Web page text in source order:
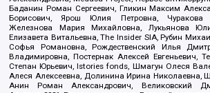
Баданин Роман Сергеевич, Гликин Максим
Борисович, Ярош Юлия Петровна, Чуракова
Железнова Мария Михайловна, Лукьянова
Елизавета Витальевна, The Insider SIA, Рубин
Софья Романовна, Рождественский Илья
Владимировна, Постернак Алексей Евгеньевич,
Степан Юрьевич, Istories fonds, Шмагун Олеся
Алеся Алексеевна, Долинина Ирина Николаевна,
Анин Роман Александрович, Великовский